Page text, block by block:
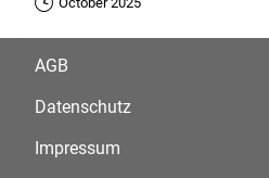
AGB
Datenschutz
Impressum